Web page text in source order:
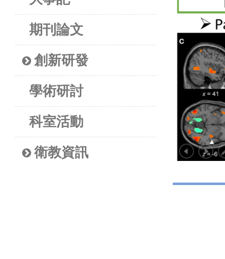
期刊論文
創新研發
學術研討
科室活動
衛教資訊